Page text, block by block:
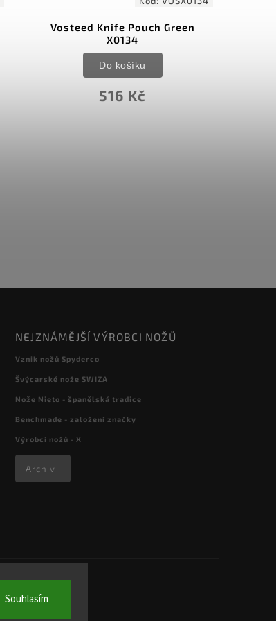
Souhlasím
Vosteed Knife Pouch Green
X0134
516 Kč
Do košíku
NEJZNÁMĚJŠÍ VÝROBCI NOŽŮ
Vznik nožů Spyderco
Švýcarské nože SWIZA
Nože Nieto - španělská tradice
Benchmade - založení značky
Výrobci nožů - X
Archiv